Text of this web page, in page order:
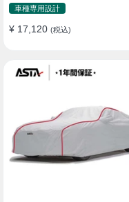
車種専用設計
¥ 17,120 (税込)